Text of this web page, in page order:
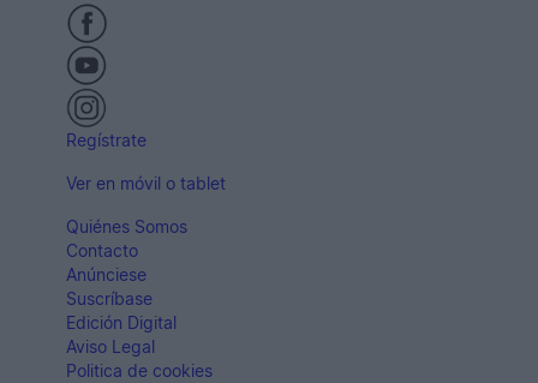
Regístrate
Ver en móvil o tablet
Quiénes Somos
Contacto
Anúnciese
Suscríbase
Edición Digital
Aviso Legal
Politica de cookies